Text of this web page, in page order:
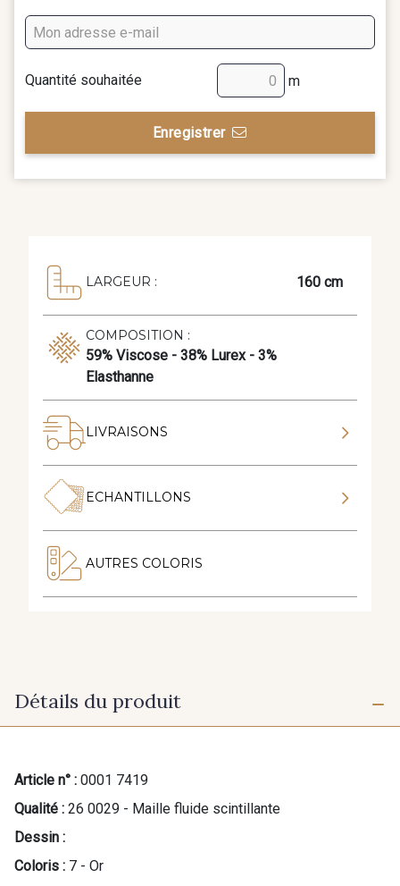
Quantité souhaitée m
Enregistrer
LARGEUR : 160 cm
COMPOSITION :
59% Viscose - 38% Lurex - 3%
Elasthanne
LIVRAISONS
ECHANTILLONS
AUTRES COLORIS
Détails du produit
Article n° : 0001 7419
Qualité : 26 0029 - Maille fluide scintillante
Dessin :
Coloris : 7 - Or